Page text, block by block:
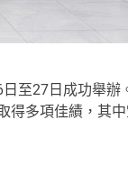
至27日成功舉辦
得多項佳績，其